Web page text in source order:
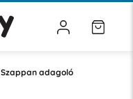
Szappan adagoló